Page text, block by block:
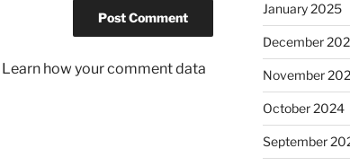
Learn how your comment data
January 2025
December
November
October 2024
September